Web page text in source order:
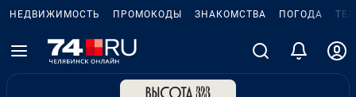
НЕДВИЖИМОСТЬ ПРОМОКОДЫ ЗНАКОМСТВА ПОГОДА